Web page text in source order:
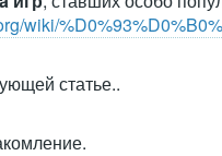
wiki/
статье..